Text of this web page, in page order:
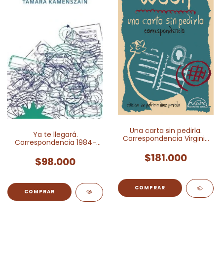
Ya te llegará.
Correspondencia 1984-
$98.000
Una carta sin pedirla.
Correspondencia Virginia
$181.000